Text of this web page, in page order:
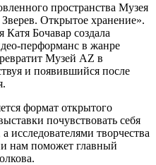
пространства Музея
Открытое хранение».
Катя Бочавар создала
перформанс в жанре
Музей AZ в
и появившийся после
формат открытого
почувствовать себя
исследователями творчества
нам поможет главный